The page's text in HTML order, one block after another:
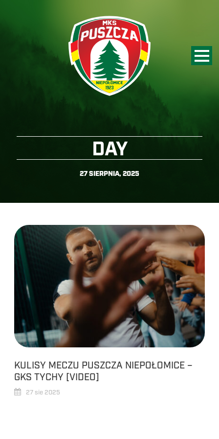
DAY
27 SIERPNIA, 2025
KULISY MECZU PUSZCZA NIEPOŁOMICE –
GKS TYCHY [VIDEO]
27 sie 2025